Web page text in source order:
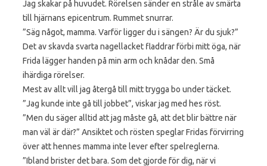
Jag skakar på huvudet. Rörelsen sänder en stråle av smärta
till hjärnans epicentrum. Rummet snurrar.
”Säg något, mamma. Varför ligger du i sängen? Är du sjuk?”
Det av skavda svarta nagellacket fladdrar förbi mitt öga, när
Frida lägger handen på min arm och knådar den. Små
ihärdiga rörelser.
Mest av allt vill jag återgå till mitt trygga bo under täcket.
”Jag kunde inte gå till jobbet”, viskar jag med hes röst.
”Men du säger alltid att jag måste gå, att det blir bättre när
man väl är där?” Ansiktet och rösten speglar Fridas förvirring
över att hennes mamma inte lever efter spelreglerna.
”Ibland brister det bara. Som det gjorde för dig, när vi